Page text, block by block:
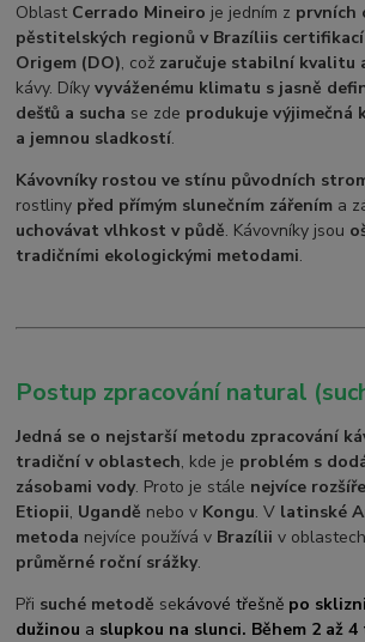
Oblast Cerrado Mineiro je jedním z prvních
pěstitelských regionů v Brazíliis
Origem (DO), což zaručuje stabilní kvalitu
kávy. Díkyvyváženému klimatu s jasně
dešťů a sucha se zde produkuje výjimečná
a jemnou sladkostí.
Kávovníky rostou ve stínu původních
rostliny před přímým slunečním zářením a
uchovávat vlhkost v půdě. Kávovníky jsou
tradičními ekologickými metodami.
Postup zpracování natural
Jedná se o nejstarší metodu zpracování
tradiční v oblastech, kde je problém s
zásobami vody. Proto je stále nejvíce
Etiopii, Ugandě nebo v Kongu. V latinské
metoda nejvíce používá v Brazílii v
průměrné roční srážky.
Při suché metodě sekávové třešně po
dužinou a slupkou na slunci. Během 2 až